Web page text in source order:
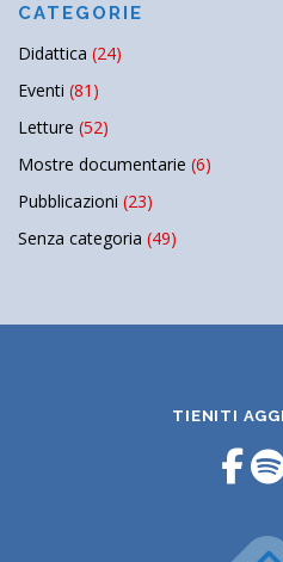
CATEGORIE
Didattica (24)
Eventi (81)
Letture (52)
Mostre documentarie (6)
Pubblicazioni (23)
Senza categoria (49)
TIENITI